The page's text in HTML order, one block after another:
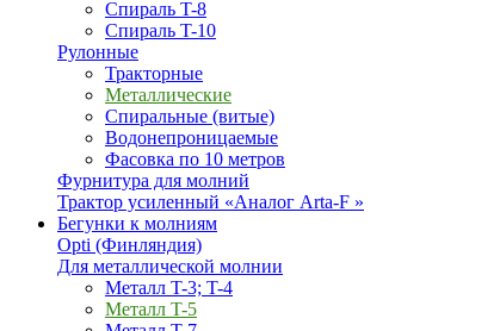
Спираль T-8
Спираль T-10
Рулонные
Тракторные
Металлические
Спиральные (витые)
Водонепроницаемые
Фасовка по 10 метров
Фурнитура для молний
Трактор усиленный «Аналог Arta-F »
Бегунки к молниям
Opti (Финляндия)
Для металлической молнии
Металл T-3; T-4
Металл T-5